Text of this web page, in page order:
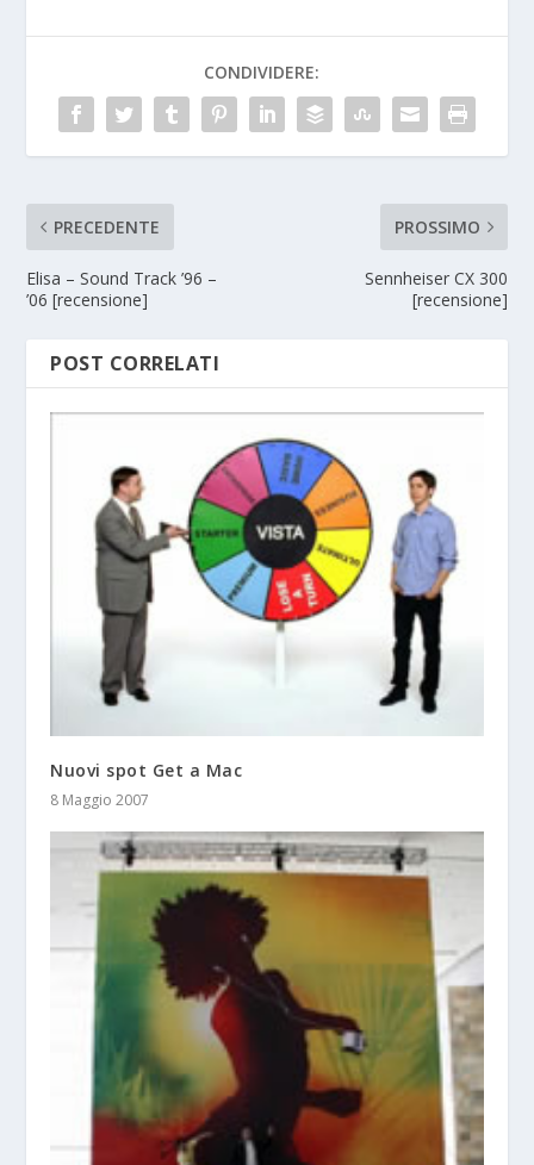
CONDIVIDERE:
PRECEDENTE
Elisa – Sound Track ’96 –
’06 [recensione]
PROSSIMO
Sennheiser CX 300
[recensione]
POST CORRELATI
Nuovi spot Get a Mac
8 Maggio 2007